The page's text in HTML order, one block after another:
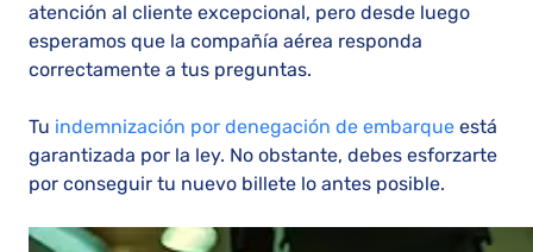
atención al cliente excepcional, pero desde luego
esperamos que la compañía aérea responda
correctamente a tus preguntas.
Tu indemnización por denegación de embarque está
garantizada por la ley. No obstante, debes esforzarte
por conseguir tu nuevo billete lo antes posible.